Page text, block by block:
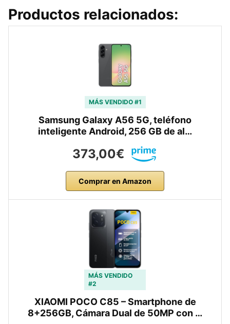
Productos relacionados:
MÁS VENDIDO #1
Samsung Galaxy A56 5G, teléfono
inteligente Android, 256 GB de al…
373,00€
Comprar en Amazon
MÁS VENDIDO
#2
XIAOMI POCO C85 – Smartphone de
8+256GB, Cámara Dual de 50MP con …